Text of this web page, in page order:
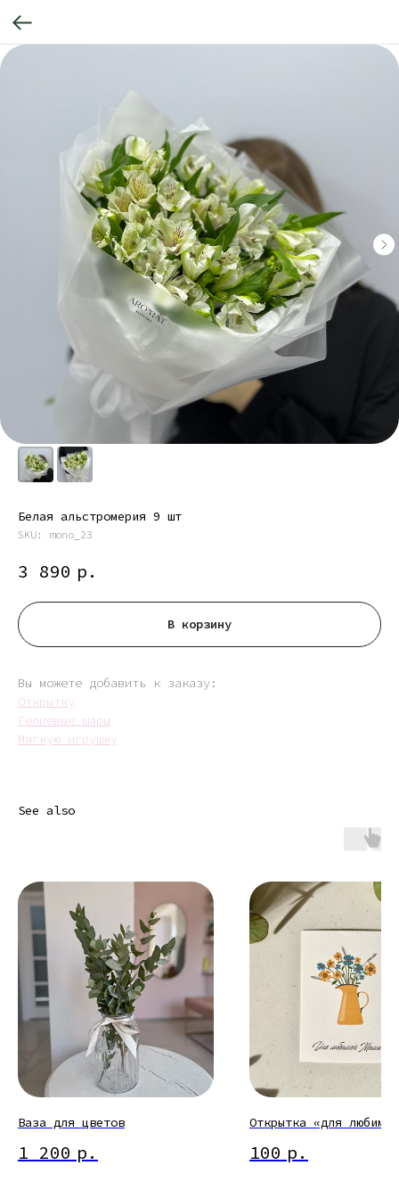
Белая альстромерия 9 шт
SKU: mono_23
3 890 р.
В корзину
Вы можете добавить к заказу:
Открытку
Гелиевые шары
Мягкую игрушку
See also
Ваза для цветов
1 200 р.
Открытка «для
100 р.